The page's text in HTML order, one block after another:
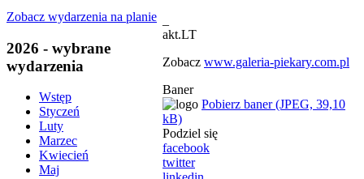
Zobacz wydarzenia na planie
2026 - wybrane
wydarzenia
Wstęp
Styczeń
Luty
Marzec
Kwiecień
Maj
akt.LT
Zobacz www.galeria-piekary.com.pl
Baner
Pobierz baner (JPEG, 39,10
kB)
Podziel się
facebook
twitter